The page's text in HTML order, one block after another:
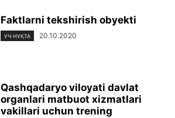
Faktlarni tekshirish obyekti
УЧ НУҚТА 20.10.2020
Qashqadaryo viloyati davlat
organlari matbuot xizmatlari
vakillari uchun trening